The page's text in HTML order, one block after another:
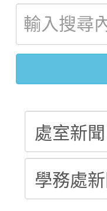
宣導。
結果(
學年
結果(
轉知
9月16
1次會
函轉
推動
計畫
權責